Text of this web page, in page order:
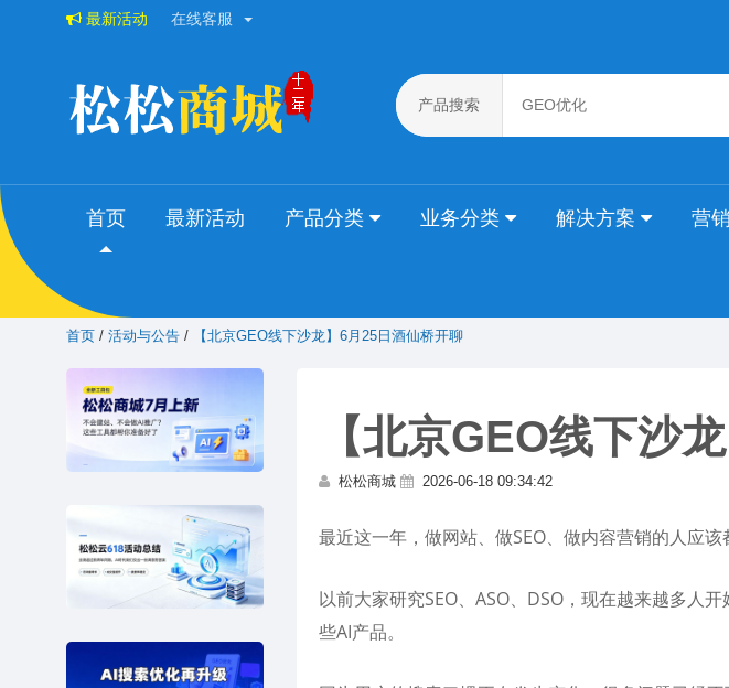
最新活动 在线客服
产品搜索
首页 最新活动 产品分类 业务分类 解决方案 营
首页 / 活动与公告 / 【北京GEO线下沙龙】6月25日酒仙桥开聊
【北京GEO线下沙
松松商城 2026-06-18 09:34:42
最近这一年，做网站、做SEO、做内容营销的人应该
以前大家研究SEO、ASO、DSO，现在越来越多人
些AI产品。